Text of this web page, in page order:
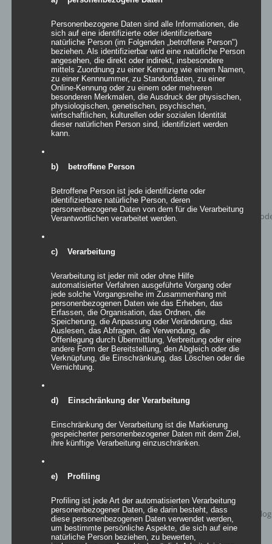
beveria – Bierbankstretchhusse
Bewertet
5.00von
Details
zur Wunschliste
LED Akku Ball
Bewertet
5.00von
zur Wunschliste
Personenbezogene Daten sind alle Informationen, die
sich auf eine identifizierte oder identifizierbare
natürliche Person (im Folgenden „betroffene Person")
beziehen. Als identifizierbar wird eine natürliche Person
angesehen, die direkt oder indirekt, insbesondere
mittels Zuordnung zu einer Kennung wie einem Namen,
zu einer Kennnummer, zu Standortdaten, zu einer
Online-Kennung oder zu einem oder mehreren
besonderen Merkmalen, die Ausdruck der physischen,
physiologischen, genetischen, psychischen,
wirtschaftlichen, kulturellen oder sozialen Identität
dieser natürlichen Person sind, identifiziert werden
kann.
b) betroffene Person
Betroffene Person ist jede identifizierte oder
identifizierbare natürliche Person, deren
personenbezogene Daten von dem für die Verarbeitung
Verantwortlichen verarbeitet werden.
c) Verarbeitung
Verarbeitung ist jeder mit oder ohne Hilfe
automatisierter Verfahren ausgeführte Vorgang oder
jede solche Vorgangsreihe im Zusammenhang mit
personenbezogenen Daten wie das Erheben, das
Erfassen, die Organisation, das Ordnen, die
Speicherung, die Anpassung oder Veränderung, das
Auslesen, das Abfragen, die Verwendung, die
Offenlegung durch Übermittlung, Verbreitung oder eine
andere Form der Bereitstellung, den Abgleich oder die
Verknüpfung, die Einschränkung, das Löschen oder die
Vernichtung.
d) Einschränkung der Verarbeitung
Einschränkung der Verarbeitung ist die Markierung
gespeicherter personenbezogener Daten mit dem Ziel,
ihre künftige Verarbeitung einzuschränken.
e) Profiling
Profiling ist jede Art der automatisierten Verarbeitung
personenbezogener Daten, die darin besteht, dass
diese personenbezogenen Daten verwendet werden,
um bestimmte persönliche Aspekte, die sich auf eine
natürliche Person beziehen, zu bewerten,